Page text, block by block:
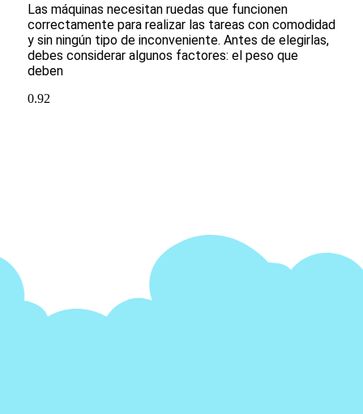
Las máquinas necesitan ruedas que funcionen
correctamente para realizar las tareas con comodidad
y sin ningún tipo de inconveniente. Antes de elegirlas,
debes considerar algunos factores: el peso que
deben